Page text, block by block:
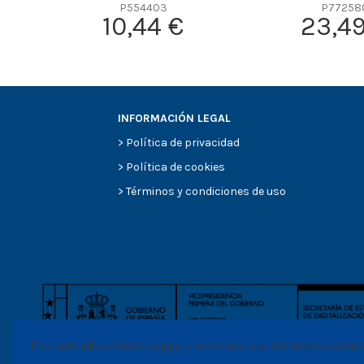
Efficiency Beta 2
Efficiency Beta 200
Media type
Primary application
P554403
10,44 €
INFORMACIÓN LEGAL
> Política de privacidad
> Política de cookies
>Términos y condiciones de uso
Esta web utiliza cookies propias y de terceros con finalidades